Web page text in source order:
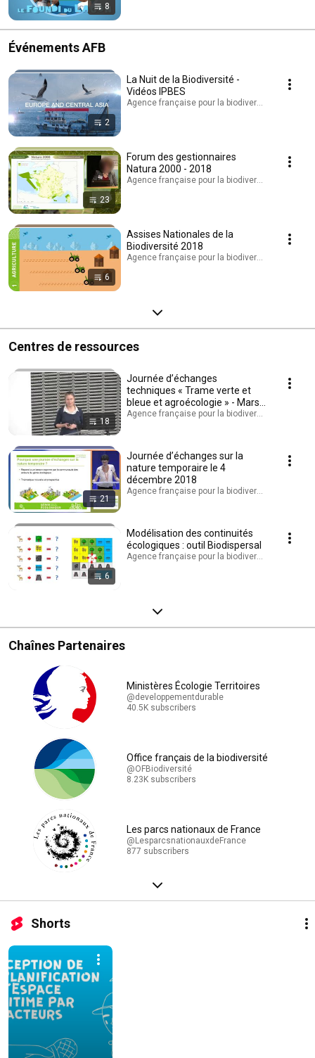
8
Événements AFB
2
La Nuit de la Biodiversité -
Vidéos IPBES
Agence française pour la biodiversité - AFB ·
23
Forum des gestionnaires
Natura 2000 - 2018
Agence française pour la biodiversité - AFB ·
6
Assises Nationales de la
Biodiversité 2018
Agence française pour la biodiversité - AFB ·
Centres de ressources
18
Journée d’échanges
techniques « Trame verte et
bleue et agroécologie » - Mars
2018
Agence française pour la biodiversité - AFB ·
21
Journée d’échanges sur la
nature temporaire le 4
décembre 2018
Agence française pour la biodiversité - AFB ·
6
Modélisation des continuités
écologiques : outil Biodispersal
Agence française pour la biodiversité - AFB ·
Chaînes Partenaires
Ministères Écologie Territoires
@developpementdurable
40.5K subscribers
Office français de la biodiversité
@OFBiodiversité
8.23K subscribers
Les parcs nationaux de France
@LesparcsnationauxdeFrance
877 subscribers
Shorts